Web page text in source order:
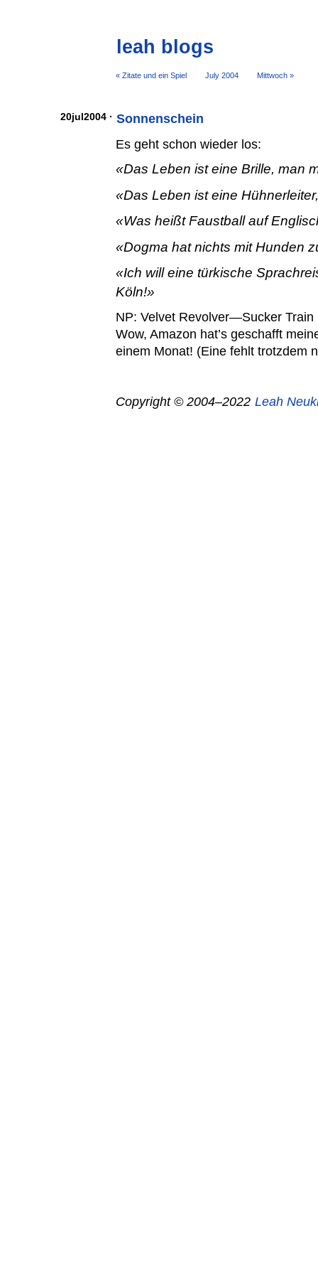
leah blogs
« Zitate und ein Spiel July 2004 Mittwoch »
20jul2004 · Sonnenschein
Es geht schon wieder los:
Das Leben ist eine Brille, man
Das Leben ist eine
Was heißt Faustball auf
Dogma hat nichts mit Hunden
Ich will eine türkische
Köln!
NP: Velvet Revolver—Sucker Train
Wow, Amazon hat’s geschafft
einem Monat! (Eine fehlt trotzdem
Copyright © 2004–2022 Leah